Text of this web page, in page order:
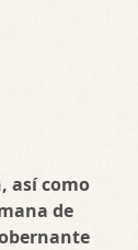
así como
de